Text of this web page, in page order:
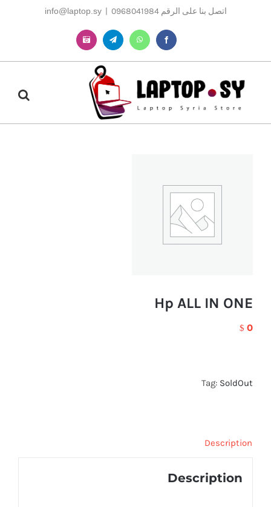
اتصل بنا على الرقم 0968041984 |
info@laptop.sy
Facebook
WhatsApp
Telegram
Instagram
Hp ALL IN ONE
$ 0
Tag: SoldOut
Description
Description